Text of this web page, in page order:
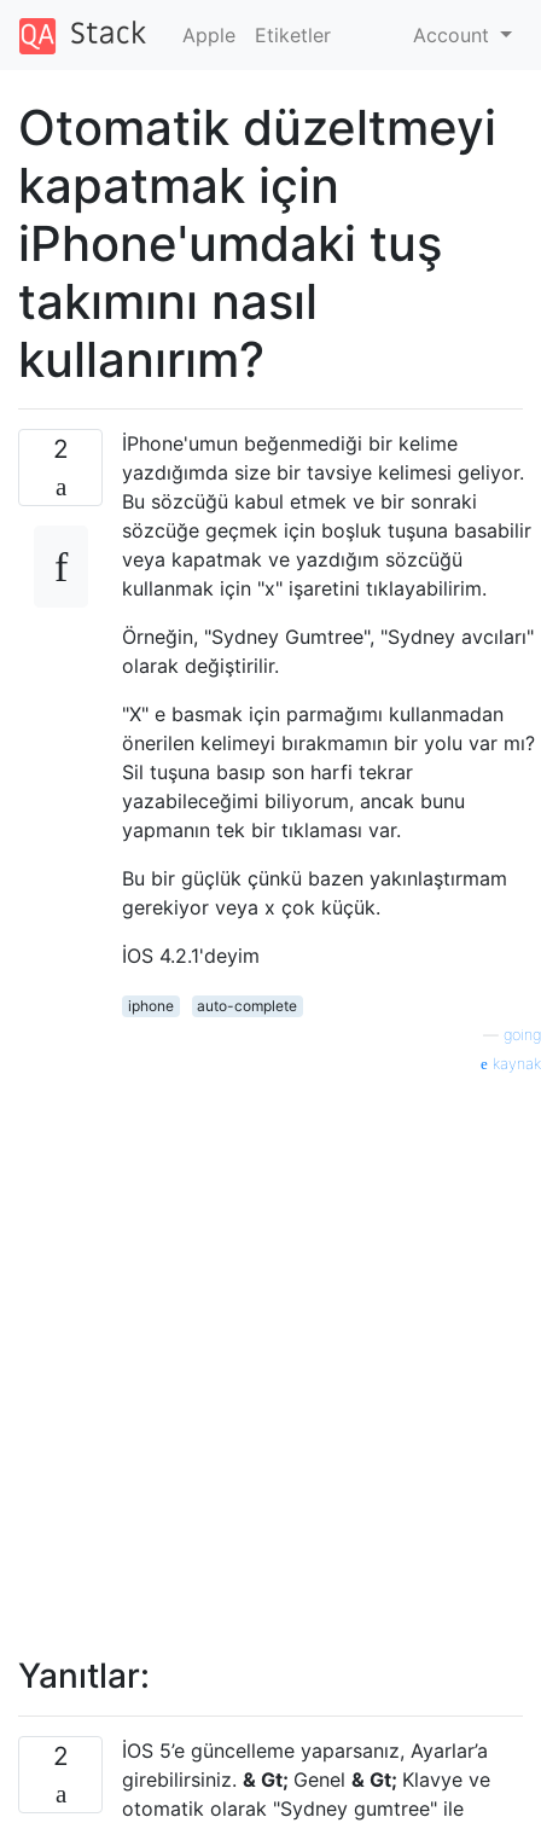
Apple Etiketler Account
Otomatik düzeltmeyi
kapatmak için
iPhone'umdaki tuş
takımını nasıl
kullanırım?
2
İPhone'umun beğenmediği bir kelime
yazdığımda size bir tavsiye kelimesi geliyor.
Bu sözcüğü kabul etmek ve bir sonraki
sözcüğe geçmek için boşluk tuşuna basabilir
veya kapatmak ve yazdığım sözcüğü
kullanmak için "x" işaretini tıklayabilirim.
Örneğin, "Sydney Gumtree", "Sydney avcıları"
olarak değiştirilir.
"X" e basmak için parmağımı kullanmadan
önerilen kelimeyi bırakmamın bir yolu var mı?
Sil tuşuna basıp son harfi tekrar
yazabileceğimi biliyorum, ancak bunu
yapmanın tek bir tıklaması var.
Bu bir güçlük çünkü bazen yakınlaştırmam
gerekiyor veya x çok küçük.
İOS 4.2.1'deyim
iphone
auto-complete
going
kaynak
Yanıtlar:
2
İOS 5’e güncelleme yaparsanız, Ayarlar’a
girebilirsiniz. & Gt; Genel & Gt; Klavye ve
otomatik olarak "Sydney gumtree" ile